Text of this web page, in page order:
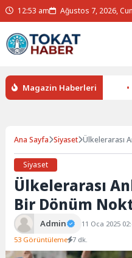
12:53 am Ağustos 7, 2026,
Magazin Haberleri
Gizemlerini Keşfedin
Ana Sayfa Siyaset Ülkelerarası
Siyaset
Ülkelerarası
Bir Dönüm
Admin 11 Oca 2025
53 Görüntüleme 7 dk.